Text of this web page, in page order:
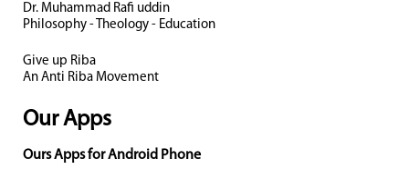
Dr. Muhammad Rafi uddin
Philosophy - Theology - Education
Give up Riba
An Anti Riba Movement
Our Apps
Ours Apps for Android Phone